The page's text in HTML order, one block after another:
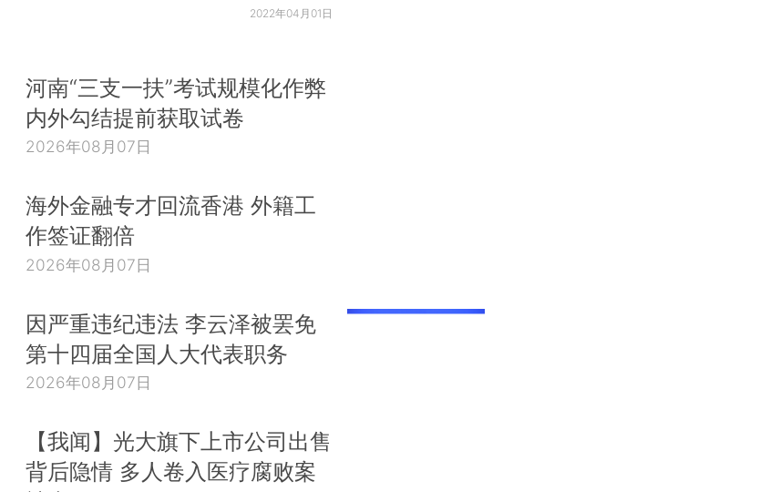
2022年04月01日
河南“三支一扶”考试规模化作弊
内外勾结提前获取试卷
2026年08月07日
海外金融专才回流香港 外籍工
作签证翻倍
2026年08月07日
因严重违纪违法 李云泽被罢免
第十四届全国人大代表职务
2026年08月07日
【我闻】光大旗下上市公司出售
背后隐情 多人卷入医疗腐败案